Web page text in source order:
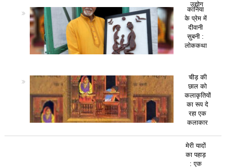
उद्योग
कानिया
के प्रेम में
दीवानी
सुबनी :
लोककथा
चीड़ की
छाल को
कलाकृतियों
का रूप दे
रहा एक
कलाकार
मेरी यादों
का पहाड़
: एक